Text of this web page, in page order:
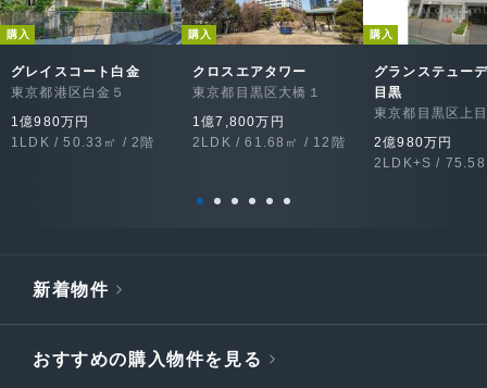
購入
グレイスコート白金
東京都港区白金５
1億980万円
1LDK / 50.33㎡ / 2階
購入
クロスエアタワー
東京都目黒区大橋１
1億7,800万円
2LDK / 61.68㎡ / 12階
購入
グランステュー
目黒
東京都目黒区上
2億980万円
2LDK+S /
新着物件
おすすめの購入物件を見る